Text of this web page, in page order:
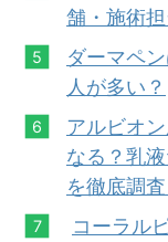
舗・施術
ダーマペ
人が多い？
アルビオ
なる？乳
を徹底調査
コーラル